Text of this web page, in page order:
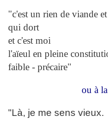
"c'est un rien de viande
qui dort
et c'est moi
l'aïeul en pleine
faible - précaire"
ou à la
"Là, je me sens vieux.